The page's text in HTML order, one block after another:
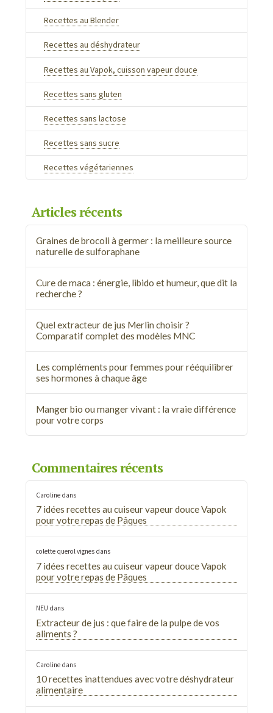
Recettes au Blender
Recettes au déshydrateur
Recettes au Vapok, cuisson vapeur douce
Recettes sans gluten
Recettes sans lactose
Recettes sans sucre
Recettes végétariennes
Articles récents
Graines de brocoli à germer : la meilleure source
naturelle de sulforaphane
Cure de maca : énergie, libido et humeur, que dit la
recherche ?
Quel extracteur de jus Merlin choisir ?
Comparatif complet des modèles MNC
Les compléments pour femmes pour rééquilibrer
ses hormones à chaque âge
Manger bio ou manger vivant : la vraie différence
pour votre corps
Commentaires récents
Carolinedans
7 idées recettes au cuiseur vapeur douce Vapok
pour votre repas de Pâques
colette querol vignesdans
7 idées recettes au cuiseur vapeur douce Vapok
pour votre repas de Pâques
NEU dans
Extracteur de jus : que faire de la pulpe de vos
aliments ?
Carolinedans
10 recettes inattendues avec votre déshydrateur
alimentaire